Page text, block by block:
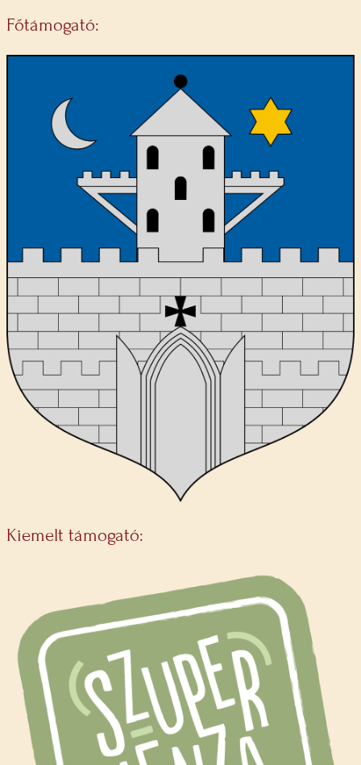
Főtámogató:
Kiemelt támogató: